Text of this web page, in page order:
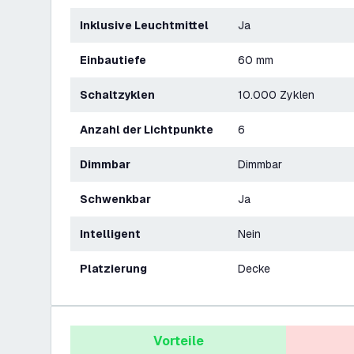
Inklusive Leuchtmittel Ja
Einbautiefe 60 mm
Schaltzyklen 10.000 Zyklen
Anzahl der Lichtpunkte 6
Dimmbar Dimmbar
Schwenkbar Ja
Intelligent Nein
Platzierung Decke
Vorteile